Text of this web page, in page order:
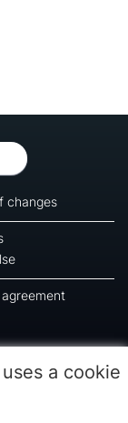
changes
copied, reprinted or
time 09:30
a cookie